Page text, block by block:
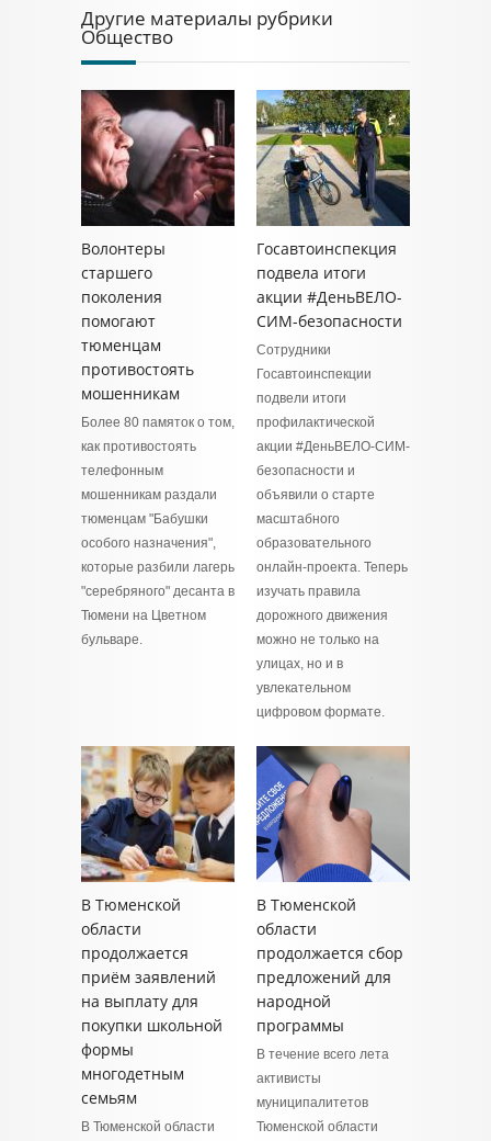
Другие материалы рубрики
Общество
Волонтеры
старшего
поколения
помогают
тюменцам
противостоять
мошенникам
Более 80 памяток о том,
как противостоять
телефонным
мошенникам раздали
тюменцам "Бабушки
особого назначения",
которые разбили лагерь
"серебряного" десанта в
Тюмени на Цветном
бульваре.
Госавтоинспекция
подвела итоги
акции #ДеньВЕЛО-
СИМ-безопасности
Сотрудники
Госавтоинспекции
подвели итоги
профилактической
акции #ДеньВЕЛО-СИМ-
безопасности и
объявили о старте
масштабного
образовательного
онлайн-проекта. Теперь
изучать правила
дорожного движения
можно не только на
улицах, но и в
увлекательном
цифровом формате.
В Тюменской
области
продолжается
приём заявлений
на выплату для
покупки школьной
формы
многодетным
семьям
В Тюменской области
В Тюменской
области
продолжается сбор
предложений для
народной
программы
В течение всего лета
активисты
муниципалитетов
Тюменской области